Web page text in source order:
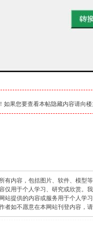
如果您要查看本帖隐藏内容请向
有内容，包括图片、软件、模型等
仅用于个人学习、研究或欣赏。
站提供的内容或服务用于个人学
者如不愿意在本网站刊登内容，